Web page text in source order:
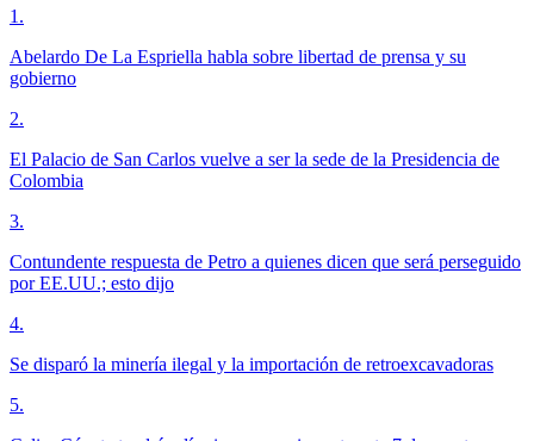
1 .
Abelardo De La Espriella habla sobre libertad de prensa y su
gobierno
2.
El Palacio de San Carlos vuelve a ser la sede de la Presidencia de
Colombia
3.
Contundente respuesta de Petro a quienes dicen que será perseguido
por EE.UU.; esto dijo
4.
Se disparó la minería ilegal y la importación de retroexcavadoras
5.